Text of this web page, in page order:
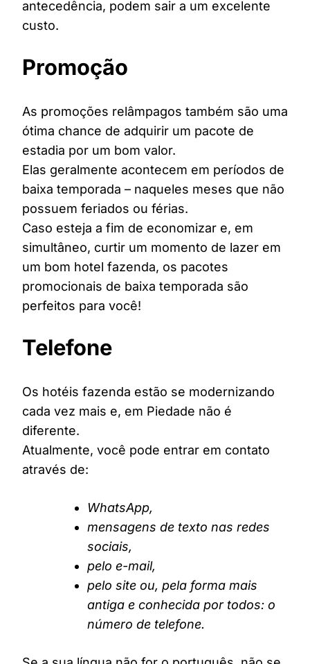
antecedência, podem sair a um excelente
custo.
Promoção
As promoções relâmpagos também são uma
ótima chance de adquirir um pacote de
estadia por um bom valor.
Elas geralmente acontecem em períodos de
baixa temporada – naqueles meses que não
possuem feriados ou férias.
Caso esteja a fim de economizar e, em
simultâneo, curtir um momento de lazer em
um bom hotel fazenda, os pacotes
promocionais de baixa temporada são
perfeitos para você!
Telefone
Os hotéis fazenda estão se modernizando
cada vez mais e, em Piedade não é
diferente.
Atualmente, você pode entrar em contato
através de:
WhatsApp,
mensagens de texto nas redes
sociais,
pelo e-mail,
pelo site ou, pela forma mais
antiga e conhecida por todos: o
número de telefone.